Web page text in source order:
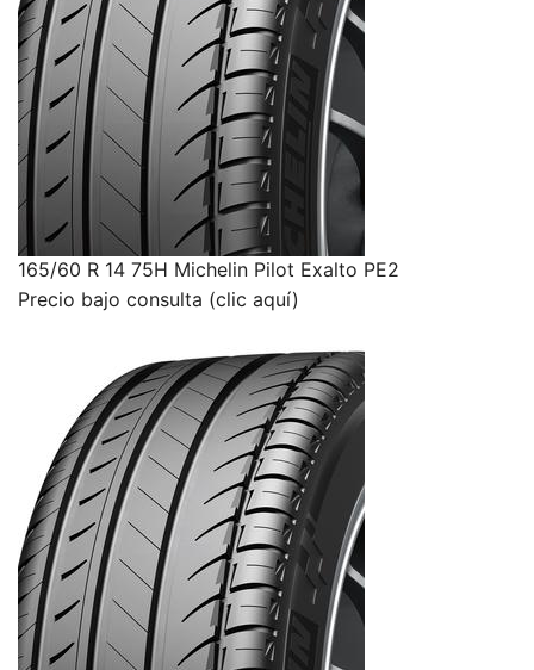
165/60 R 14 75H Michelin Pilot Exalto PE2
Precio bajo consulta (clic aquí)